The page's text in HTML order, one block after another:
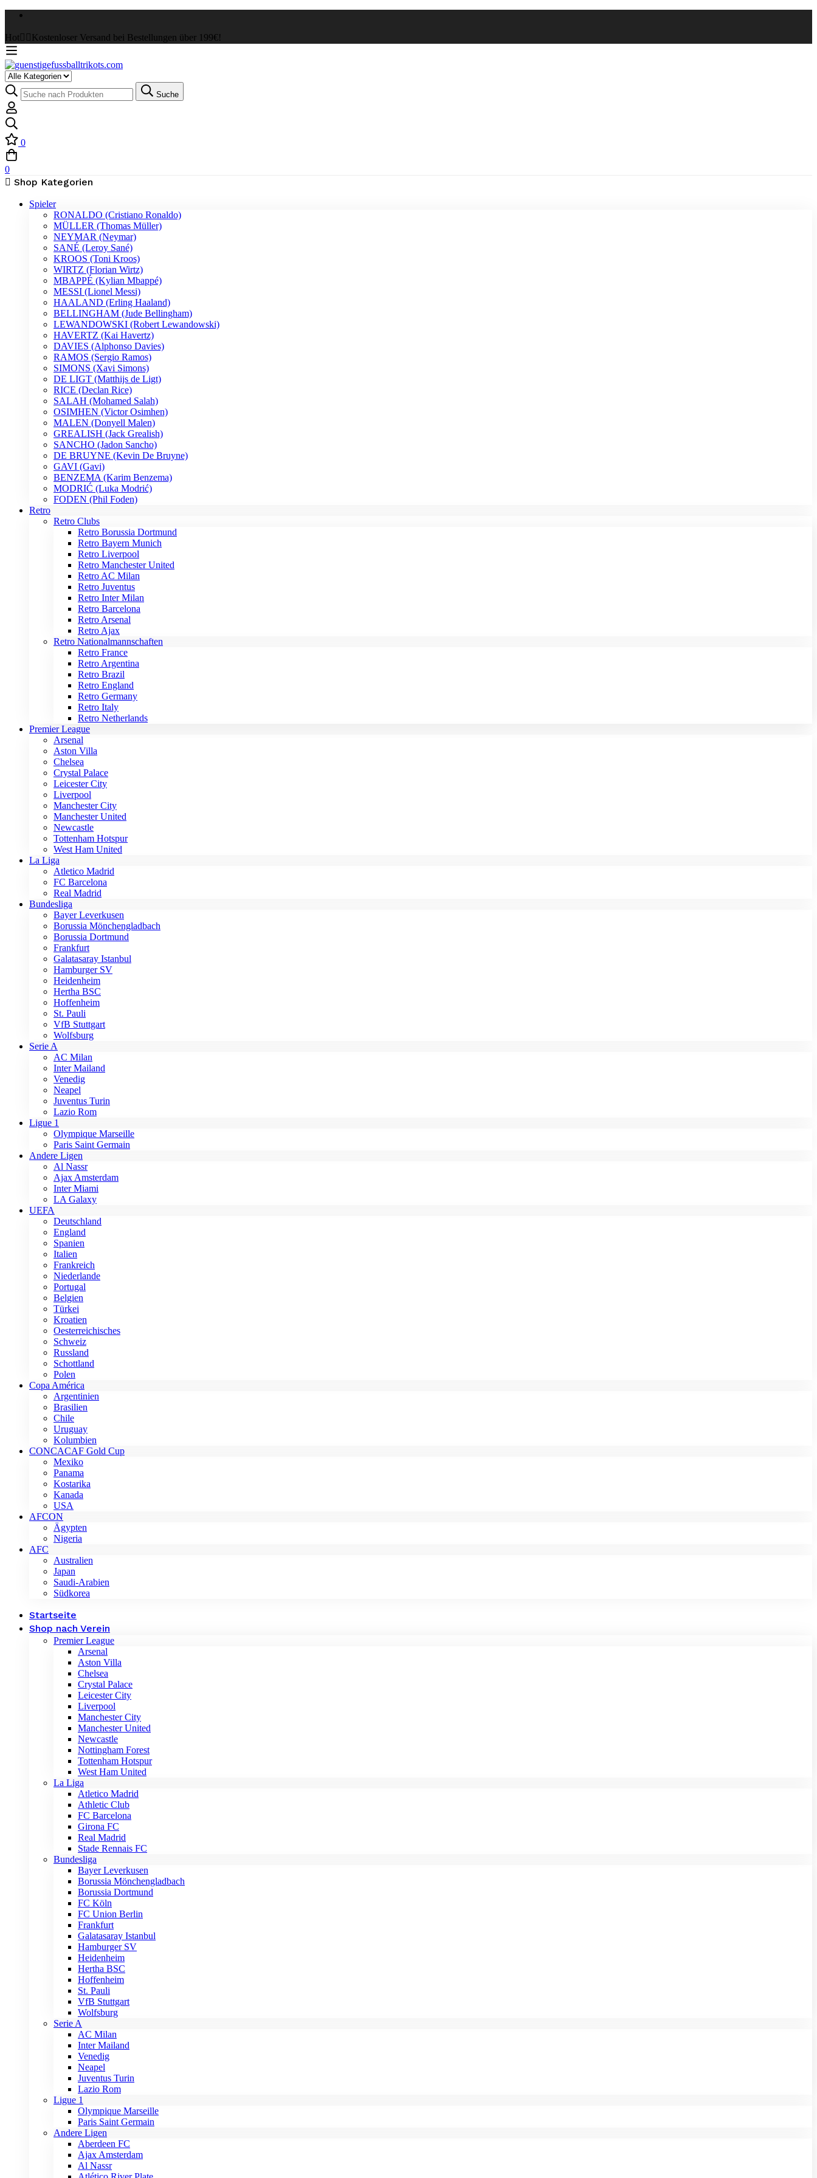
Hot ✌🏼Kostenloser Versand bei Bestellungen über 199€!
Select
a
Category
Suche
nach:
Suche
0
0
Shop Kategorien
Spieler
RONALDO (Cristiano Ronaldo)
MÜLLER (Thomas Müller)
NEYMAR (Neymar)
SANÉ (Leroy Sané)
KROOS (Toni Kroos)
WIRTZ (Florian Wirtz)
MBAPPÉ (Kylian Mbappé)
MESSI (Lionel Messi)
HAALAND (Erling Haaland)
BELLINGHAM (Jude Bellingham)
LEWANDOWSKI (Robert Lewandowski)
HAVERTZ (Kai Havertz)
DAVIES (Alphonso Davies)
RAMOS (Sergio Ramos)
SIMONS (Xavi Simons)
DE LIGT (Matthijs de Ligt)
RICE (Declan Rice)
SALAH (Mohamed Salah)
OSIMHEN (Victor Osimhen)
MALEN (Donyell Malen)
GREALISH (Jack Grealish)
SANCHO (Jadon Sancho)
DE BRUYNE (Kevin De Bruyne)
GAVI (Gavi)
BENZEMA (Karim Benzema)
MODRIĆ (Luka Modrić)
FODEN (Phil Foden)
Retro
Retro Clubs
Retro Borussia Dortmund
Retro Bayern Munich
Retro Liverpool
Retro Manchester United
Retro AC Milan
Retro Juventus
Retro Inter Milan
Retro Barcelona
Retro Arsenal
Retro Ajax
Retro Nationalmannschaften
Retro France
Retro Argentina
Retro Brazil
Retro England
Retro Germany
Retro Italy
Retro Netherlands
Premier League
Arsenal
Aston Villa
Chelsea
Crystal Palace
Leicester City
Liverpool
Manchester City
Manchester United
Newcastle
Tottenham Hotspur
West Ham United
La Liga
Atletico Madrid
FC Barcelona
Real Madrid
Bundesliga
Bayer Leverkusen
Borussia Mönchengladbach
Borussia Dortmund
Frankfurt
Galatasaray Istanbul
Hamburger SV
Heidenheim
Hertha BSC
Hoffenheim
St. Pauli
VfB Stuttgart
Wolfsburg
Serie A
AC Milan
Inter Mailand
Venedig
Neapel
Juventus Turin
Lazio Rom
Ligue 1
Olympique Marseille
Paris Saint Germain
Andere Ligen
Al Nassr
Ajax Amsterdam
Inter Miami
LA Galaxy
UEFA
Deutschland
England
Spanien
Italien
Frankreich
Niederlande
Portugal
Belgien
Türkei
Kroatien
Oesterreichisches
Schweiz
Russland
Schottland
Polen
Copa América
Argentinien
Brasilien
Chile
Uruguay
Kolumbien
CONCACAF Gold Cup
Mexiko
Panama
Kostarika
Kanada
USA
AFCON
Ägypten
Nigeria
AFC
Australien
Japan
Saudi-Arabien
Südkorea
Startseite
Shop nach Verein
Premier League
Arsenal
Aston Villa
Chelsea
Crystal Palace
Leicester City
Liverpool
Manchester City
Manchester United
Newcastle
Nottingham Forest
Tottenham Hotspur
West Ham United
La Liga
Atletico Madrid
Athletic Club
FC Barcelona
Girona FC
Real Madrid
Stade Rennais FC
Bundesliga
Bayer Leverkusen
Borussia Mönchengladbach
Borussia Dortmund
FC Köln
FC Union Berlin
Frankfurt
Galatasaray Istanbul
Hamburger SV
Heidenheim
Hertha BSC
Hoffenheim
St. Pauli
VfB Stuttgart
Wolfsburg
Serie A
AC Milan
Inter Mailand
Venedig
Neapel
Juventus Turin
Lazio Rom
Ligue 1
Olympique Marseille
Paris Saint Germain
Andere Ligen
Aberdeen FC
Ajax Amsterdam
Al Nassr